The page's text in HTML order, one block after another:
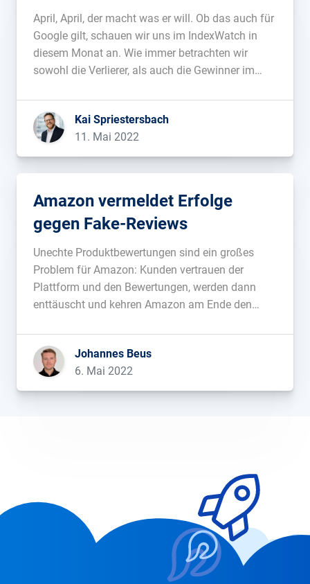
viel Bewegung
April, April, der macht was er will. Ob das auch für
Google gilt, schauen wir uns im IndexWatch in
diesem Monat an. Wie immer betrachten wir
sowohl die Verlierer, als auch die Gewinner im
und versuchen daraus ein bisschen schlauer zu
werden....Kai Spriestersbach
11. Mai 2022
Amazon vermeldet Erfolge
gegen Fake-Reviews
Unechte Produktbewertungen sind ein großes
Problem für Amazon: Kunden vertrauen der
Plattform und den Bewertungen, werden dann
enttäuscht und kehren Amazon am Ende den
aktiv im Kampf gegen unechte
Produktbewertungen und konnte jetzt einen Erfolg
vermelden: drei der größten Fake Review Broker
[…]...
Johannes Beus
6. Mai 2022